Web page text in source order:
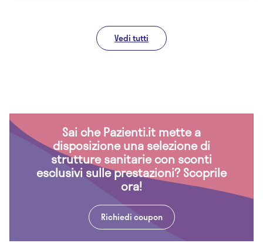
Vedi tutti
Sai che Pazienti.it mette a
disposizione una selezione di
strutture sanitarie con sconti
esclusivi sulle prestazioni? Scoprile
ora!
Richiedi coupon